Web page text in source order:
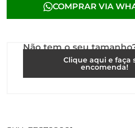
COMPRAR VIA
Não tem o seu
Clique aqui e faça
encomenda!